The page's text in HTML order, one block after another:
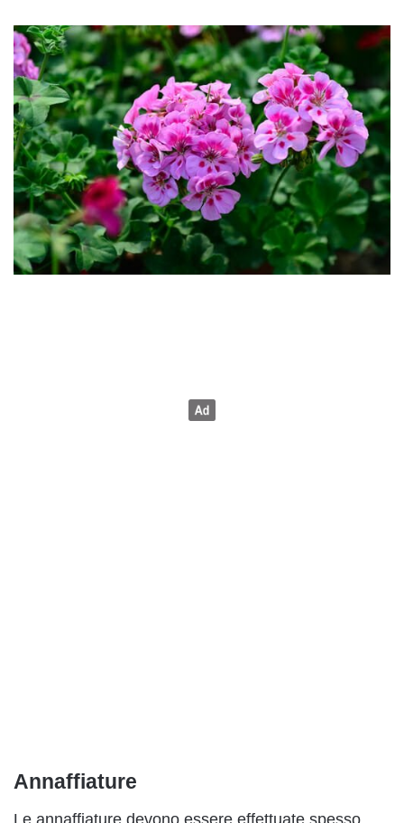
Annaffiature
Le annaffiature devono essere effettuate spesso